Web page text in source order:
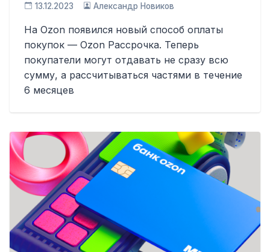
13.12.2023 Александр Новиков
На Ozon появился новый способ оплаты
покупок — Ozon Рассрочка. Теперь
покупатели могут отдавать не сразу всю
сумму, а рассчитываться частями в течение
6 месяцев